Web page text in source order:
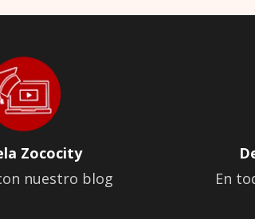
Zococity
nuestro blog
En